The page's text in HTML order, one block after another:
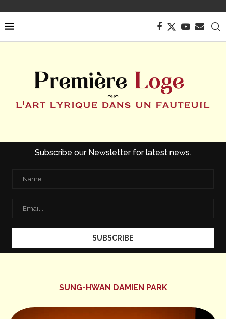
Subscribe our Newsletter for latest news.
SUNG-HWAN DAMIEN PARK